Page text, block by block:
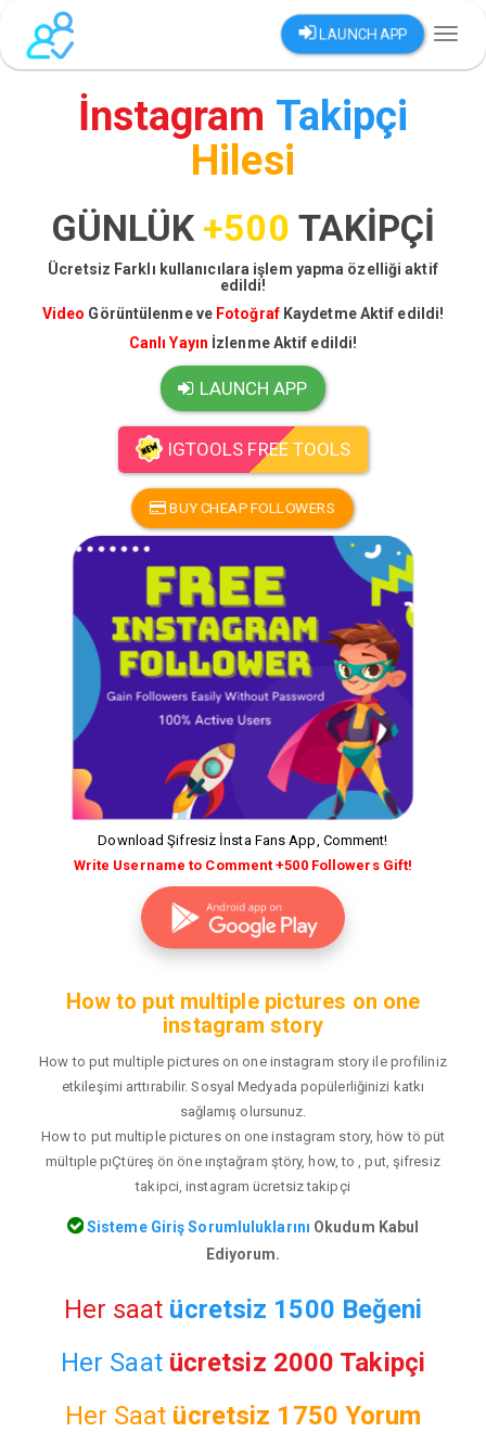
LAUNCH APP
İnstagram Takipçi
Hilesi
GÜNLÜK +500 TAKİPÇİ
Ücretsiz Farklı kullanıcılara işlem yapma özelliği aktif
edildi!
Video Görüntülenme ve Fotoğraf Kaydetme Aktif edildi!
Canlı Yayın İzlenme Aktif edildi!
LAUNCH APP
IGTOOLS FREE TOOLS
BUY CHEAP FOLLOWERS
Download Şifresiz İnsta Fans App, Comment!
Write Username to Comment +500 Followers Gift!
How to put multiple pictures on one
instagram story
How to put multiple pictures on one instagram story ile profiliniz
etkileşimi arttırabilir. Sosyal Medyada popülerliğinizi katkı
sağlamış olursunuz.
How to put multiple pictures on one instagram story, höw tö püt
mültıple pıÇtüreş ön öne ınştağram ştöry, how, to , put, şifresiz
takipci, instagram ücretsiz takipçi
Sisteme Giriş Sorumluluklarını Okudum Kabul
Ediyorum.
Her saat ücretsiz 1500 Beğeni
Her Saat ücretsiz 2000 Takipçi
Her Saat ücretsiz 1750 Yorum